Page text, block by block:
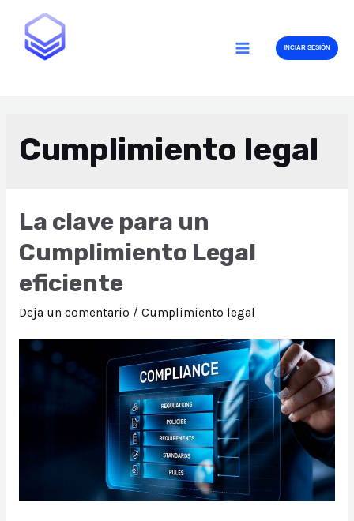
contenido
INCIAR SESIÓN
Cumplimiento legal
La clave para un
Cumplimiento Legal
eficiente
Deja un comentario / Cumplimiento legal